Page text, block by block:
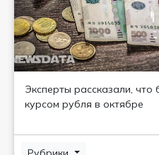
Эксперты рассказали, что
курсом рубля в октябре